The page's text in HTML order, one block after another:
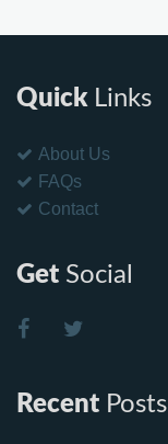
Quick Links
About Us
FAQs
Contact
Get Social
Recent Posts